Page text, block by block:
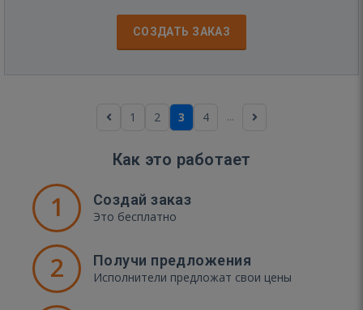
СОЗДАТЬ ЗАКАЗ
1 2 3 4 ...
Как это работает
1 Создай заказ
Это бесплатно
2 Получи предложения
Исполнители предложат свои цены